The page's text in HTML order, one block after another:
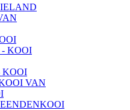
- KOOI
KOOI
VAN